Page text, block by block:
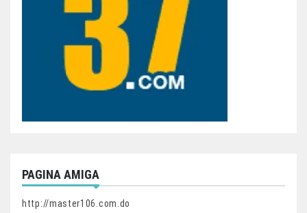
PAGINA AMIGA
http://master106.com.do